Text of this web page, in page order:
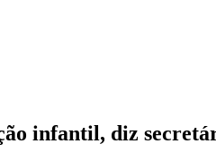
infantil, diz